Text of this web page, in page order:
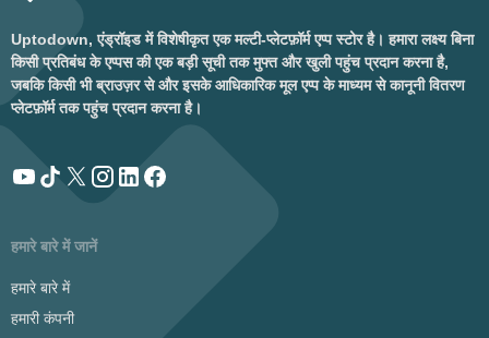
Uptodown, एंड्रॉइड में विशेषीकृत एक मल्टी-प्लेटफ़ॉर्म एप्प स्टोर है। हमारा लक्ष्य बिना
किसी प्रतिबंध के एप्पस की एक बड़ी सूची तक मुफ्त और खुली पहुंच प्रदान करना है,
जबकि किसी भी ब्राउज़र से और इसके आधिकारिक मूल एप्प के माध्यम से कानूनी वितरण
प्लेटफ़ॉर्म तक पहुंच प्रदान करना है।
हमारे बारे में जानें
हमारे बारे में
हमारी कंपनी